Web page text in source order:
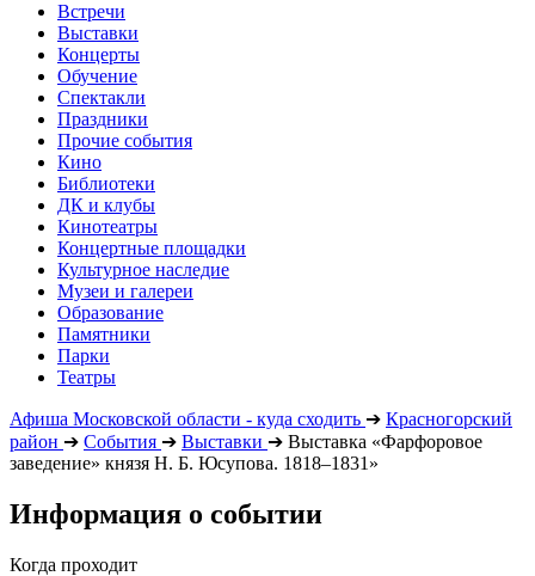
Встречи
Выставки
Концерты
Обучение
Спектакли
Праздники
Прочие события
Кино
Библиотеки
ДК и клубы
Кинотеатры
Концертные площадки
Культурное наследие
Музеи и галереи
Образование
Памятники
Парки
Театры
Афиша Московской области - куда сходить ➔ Красногорский
район ➔ События ➔ Выставки ➔ Выставка «Фарфоровое
заведение» князя Н. Б. Юсупова. 1818‒1831»
Информация о событии
Когда проходит